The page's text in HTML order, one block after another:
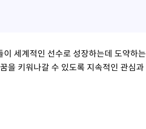
세계적인 선수로 성장하는데 도약하는
을 키워나갈 수 있도록 지속적인 관심과